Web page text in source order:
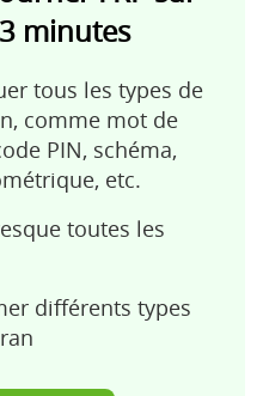
minutes
tous les types de
comme mot de
PIN, schéma,
etc.
toutes les
différents types